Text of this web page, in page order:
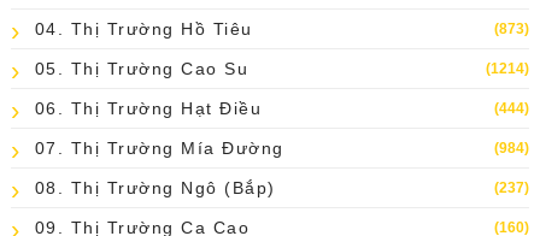
04. Thị Trường Hồ Tiêu (873)
05. Thị Trường Cao Su (1214)
06. Thị Trường Hạt Điều (444)
07. Thị Trường Mía Đường (984)
08. Thị Trường Ngô (bắp) (237)
09. Thị Trường Ca Cao (160)